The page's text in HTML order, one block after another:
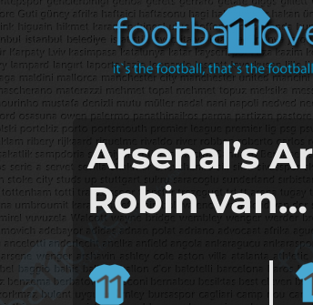
footbaLLove
it's the football, that's the
Arsenal’s
Robin van…